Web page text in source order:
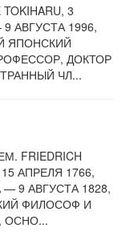
3
АВГУСТА 1996,
ЯПОНСКИЙ
ДОКТОР
ЧЛ...
FRIEDRICH
15 АПРЕЛЯ 1766,
9 АВГУСТА 1828,
ФИЛОСОФ И
ОСНО...